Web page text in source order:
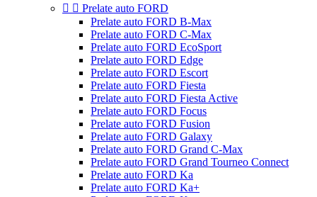
  Prelate auto FORD
Prelate auto FORD B-Max
Prelate auto FORD C-Max
Prelate auto FORD EcoSport
Prelate auto FORD Edge
Prelate auto FORD Escort
Prelate auto FORD Fiesta
Prelate auto FORD Fiesta Active
Prelate auto FORD Focus
Prelate auto FORD Fusion
Prelate auto FORD Galaxy
Prelate auto FORD Grand C-Max
Prelate auto FORD Grand Tourneo Connect
Prelate auto FORD Ka
Prelate auto FORD Ka+